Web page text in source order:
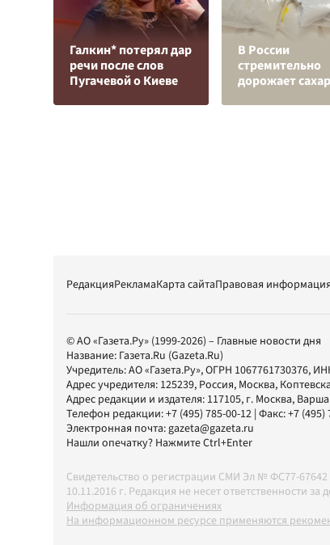
Галкин* потерял дар
речи после слов
Пугачевой о Киеве
В России
стремительно
дорожает сахар
РедакцияРекламаКарта сайтаПравовая информация
© АО «Газета.Ру» (1999-2026) – Главные новости дня
Название: Газета.Ru (Gazeta.Ru)
Учредитель:АО «Газета.Ру», ОГРН 1067761730376,
Адрес учредителя: 125239, Россия, Москва,
Адрес редакции и издателя: 117105, г. Москва,
Телефон редакции:+7 (495) 785-00-12 | Факс:+7 (495)
Электронная почта:gazeta@gazeta.ru
Нашли опечатку? Нажмите Ctrl+Enter
Свидетельство о регистрации СМИ Эл № ФС77-
10.11.2016 г. Редакция не несет ответственности
Информация об ограничениях
На информационном ресурсе применяются